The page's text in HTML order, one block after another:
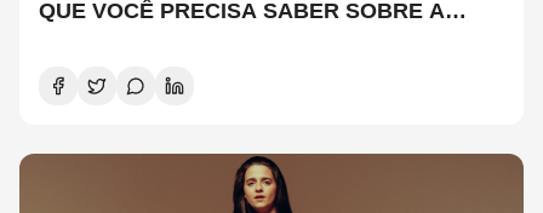
QUE VOCÊ PRECISA SABER SOBRE A